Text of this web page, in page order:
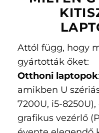
Attól függ, hogy
gyártották őket:
Otthoni laptopok
amikben U
7200U, i5-
grafikus vezérlő